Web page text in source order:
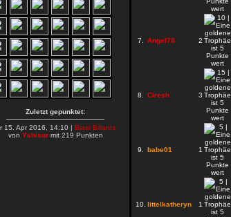
Zuletzt gepunktet:
15. Apr 2016, 14:10 | Blast Billards
von Yshisurmit 219 Punkten
7. Angel78 2
8. Ciresh 3
9. babe01 1
10. littelkatheryn 1